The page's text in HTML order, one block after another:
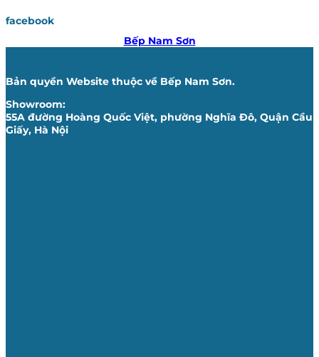
facebook
Bếp Nam Sơn
Bản quyền Website thuộc về Bếp Nam Sơn.
Showroom:
55A đường Hoàng Quốc Việt, phường Nghĩa Đô, Quận Cầu
Giấy, Hà Nội